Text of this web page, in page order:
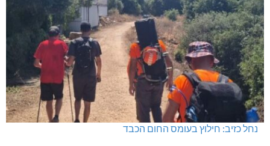
בדיקות פוליגרף – מתי כדאי לבדוק את העובדות ולא להסתפק
בהשערות?